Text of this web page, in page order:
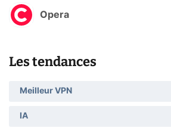
Opera
Les tendances
Meilleur VPN
IA